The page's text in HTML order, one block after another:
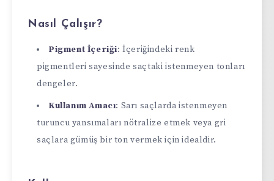
Nasıl Çalışır?
Pigment İçeriği: İçeriğindeki renk
pigmentleri sayesinde saçtaki istenmeyen tonları
dengeler.
Kullanım Amacı: Sarı saçlarda istenmeyen
turuncu yansımaları nötralize etmek veya gri
saçlara gümüş bir ton vermek için idealdir.